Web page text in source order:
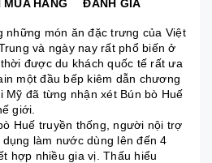
HÀNG ĐÁNH GIÁ
những món ăn đặc trưng của Việt
và ngày nay rất phổ biến ở
được du khách quốc tế rất ưa
một đầu bếp kiêm dẫn chương
đã từng nhận xét Bún bò Huế
giới.
Huế truyền thống, người nội trợ
làm nước dùng lên đến 4
hợp nhiều gia vị. Thấu hiểu